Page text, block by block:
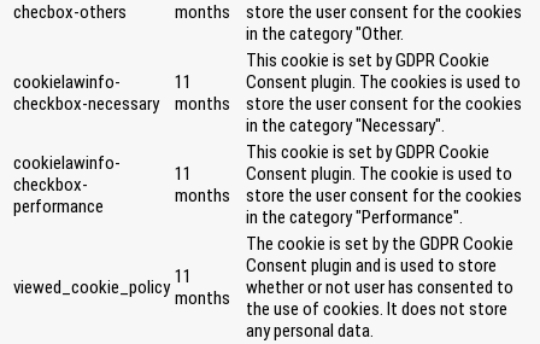
checbox-others
months
store the user consent for the cookies
in the category "Other.
cookielawinfo-
checkbox-necessary
11
months
This cookie is set by GDPR Cookie
Consent plugin. The cookies is used to
store the user consent for the cookies
in the category "Necessary".
cookielawinfo-
checkbox-
performance
11
months
This cookie is set by GDPR Cookie
Consent plugin. The cookie is used to
store the user consent for the cookies
in the category "Performance".
viewed_cookie_policy 11
months
The cookie is set by the GDPR Cookie
Consent plugin and is used to store
whether or not user has consented to
the use of cookies. It does not store
any personal data.